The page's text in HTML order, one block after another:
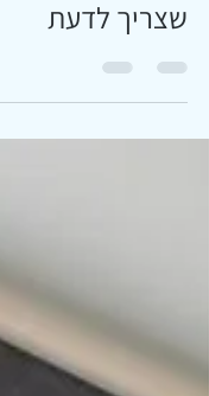
רכישת ציוד
שצריך לדעת